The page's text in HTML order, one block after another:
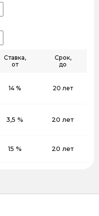
Ставка,
от
Срок,
до
14 % 20 лет
3,5 % 20 лет
15 % 20 лет